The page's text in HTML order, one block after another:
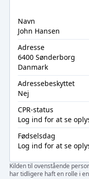
Navn
John Hansen
Adresse
6400 Sønderborg
Danmark
Adressebeskyttet
Nej
CPR-status
Log ind for at se
Fødselsdag
Log ind for at se
Kilden til ovenstående
har tidligere haft en rolle i